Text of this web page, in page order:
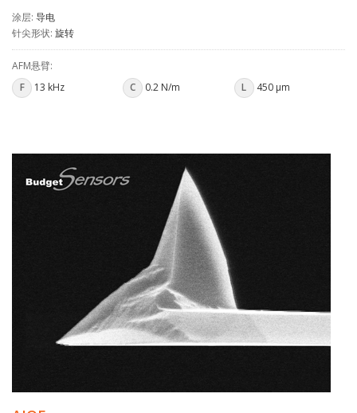
涂层: 导电
针尖形状: 旋转
AFM悬臂:
F
13 kHz C 0.2 N/m L 450 µm